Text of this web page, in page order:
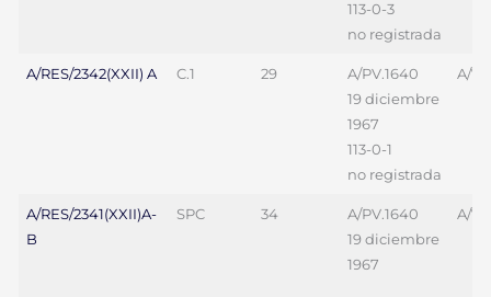
113-0-3
no registrada
A/RES/2342(XXII) A C.1 29
A/PV.1640
19 diciembre
1967
113-0-1
no registrada
A/
A/RES/2341(XXII)A-
B
SPC 34
A/PV.1640
19 diciembre
1967
A/